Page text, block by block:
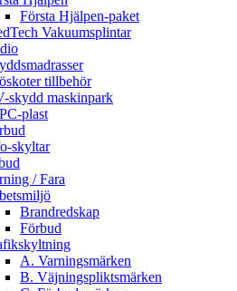
Första Hjälpen-paket
Vakuumsplintar
tillbehör
skydd maskinpark
plast
skyltar
/ Fara
Brandredskap
Förbud
A. Varningsmärken
B. Väjningspliktsmärken